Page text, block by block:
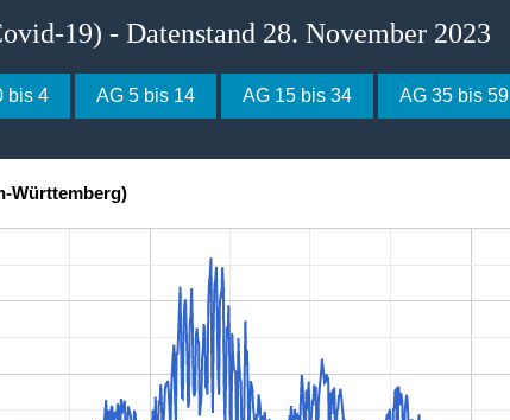
19) - Datenstand 28. November 2023
bis 4 AG 5 bis 14 AG 15 bis 34 AG 35 bis 59
Württemberg)